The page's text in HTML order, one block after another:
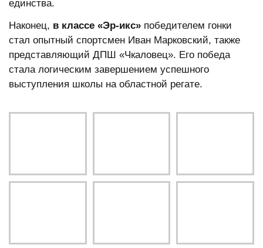
единства.
Наконец, в классе «Эр-икс» победителем гонки
стал опытный спортсмен Иван Марковский, также
представляющий ДПШ «Чкаловец». Его победа
стала логическим завершением успешного
выступления школы на областной регате.